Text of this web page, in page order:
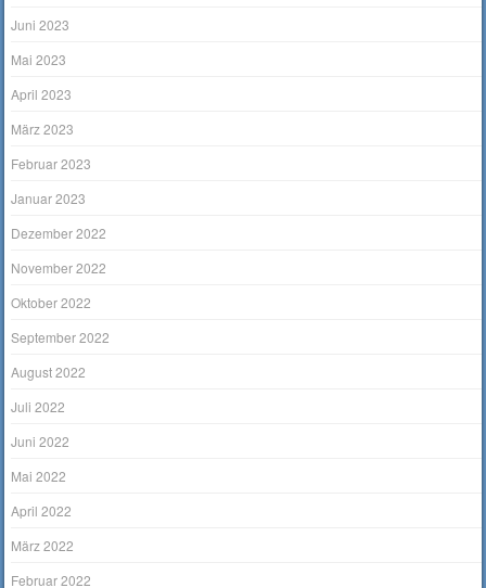
Juni 2023
Mai 2023
April 2023
März 2023
Februar 2023
Januar 2023
Dezember 2022
November 2022
Oktober 2022
September 2022
August 2022
Juli 2022
Juni 2022
Mai 2022
April 2022
März 2022
Februar 2022